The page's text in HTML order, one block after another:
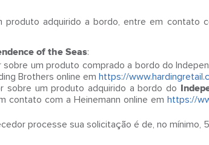
produto adquirido a bordo, entre em
of the Seas:
sobre um produto comprado a bordo do
Brothers online em https://
sobre um produto adquirido a bordo do
contato com a Heinemann online em https://
processe sua solicitação é de, no mínimo,